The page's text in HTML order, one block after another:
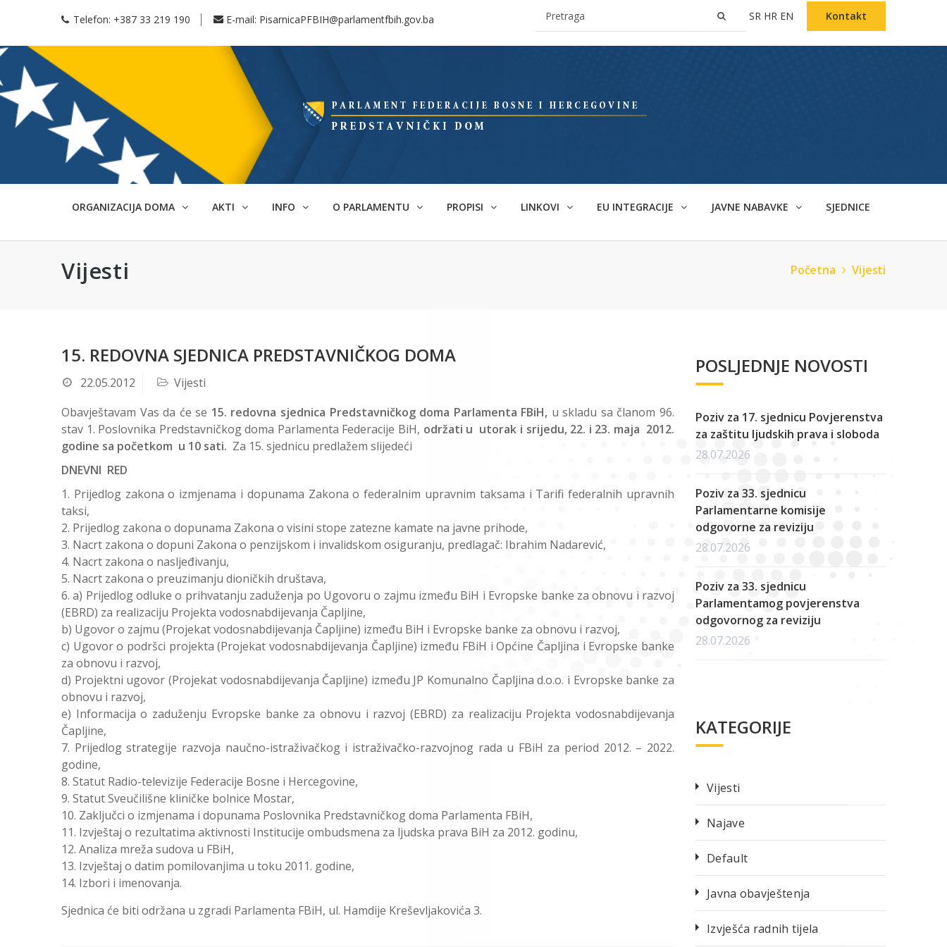
Telefon: +387 33 219 190 E-mail: PisarnicaPFBIH@parlamentfbih.gov.ba SR HR EN Kontakt
ORGANIZACIJA DOMA AKTI INFO O PARLAMENTU PROPISI LINKOVI EU INTEGRACIJE JAVNE NABAVKE SJEDNICE
Vijesti Početna Vijesti
15. REDOVNA SJEDNICA PREDSTAVNIČKOG DOMA
22.05.2012
Vijesti
Obavještavam Vas da će se 15. redovna sjednica Predstavničkog doma Parlamenta FBiH, u skladu sa članom 96.
stav 1. Poslovnika Predstavničkog doma Parlamenta Federacije BiH, održati u utorak i srijedu, 22. i 23. maja 2012.
godine sa početkom u 10 sati. Za 15. sjednicu predlažem slijedeći
DNEVNI RED
Prijedlog zakona o izmjenama i dopunama Zakona o federalnim upravnim taksama i Tarifi federalnih upravnih
taksi,
Prijedlog zakona o dopunama Zakona o visini stope zatezne kamate na javne prihode,
Nacrt zakona o dopuni Zakona o penzijskom i invalidskom osiguranju, predlagač: Ibrahim Nadarević,
Nacrt zakona o nasljeđivanju,
Nacrt zakona o preuzimanju dioničkih društava,
a) Prijedlog odluke o prihvatanju zaduženja po Ugovoru o zajmu između BiH i Evropske banke za obnovu i razvoj
(EBRD) za realizaciju Projekta vodosnabdijevanja Čapljine,
b) Ugovor o zajmu (Projekat vodosnabdijevanja Čapljine) između BiH i Evropske banke za obnovu i razvoj,
c) Ugovor o podršci projekta (Projekat vodosnabdijevanja Čapljine) između FBiH i Općine Čapljina i Evropske banke
za obnovu i razvoj,
d) Projektni ugovor (Projekat vodosnabdijevanja Čapljine) između JP Komunalno Čapljina d.o.o. i Evropske banke za
obnovu i razvoj,
e) Informacija o zaduženju Evropske banke za obnovu i razvoj (EBRD) za realizaciju Projekta vodosnabdijevanja
Čapljine,
Prijedlog strategije razvoja naučno-istraživačkog i istraživačko-razvojnog rada u FBiH za period 2012. – 2022.
godine,
Statut Radio-televizije Federacije Bosne i Hercegovine,
Statut Sveučilišne kliničke bolnice Mostar,
Zaključci o izmjenama i dopunama Poslovnika Predstavničkog doma Parlamenta FBiH,
Izvještaj o rezultatima aktivnosti Institucije ombudsmena za ljudska prava BiH za 2012. godinu,
Analiza mreža sudova u FBiH,
Izvještaj o datim pomilovanjima u toku 2011. godine,
Izbori i imenovanja.
Sjednica će biti održana u zgradi Parlamenta FBiH, ul. Hamdije Kreševljakovića 3.
POSLJEDNJE NOVOSTI
Poziv za 17. sjednicu Povjerenstva
za zaštitu ljudskih prava i sloboda
28.07.2026
Poziv za 33. sjednicu
Parlamentarne komisije
odgovorne za reviziju
28.07.2026
Poziv za 33. sjednicu
Parlamentamog povjerenstva
odgovornog za reviziju
28.07.2026
KATEGORIJE
Vijesti
Najave
Default
Javna obavještenja
Izvješća radnih tijela